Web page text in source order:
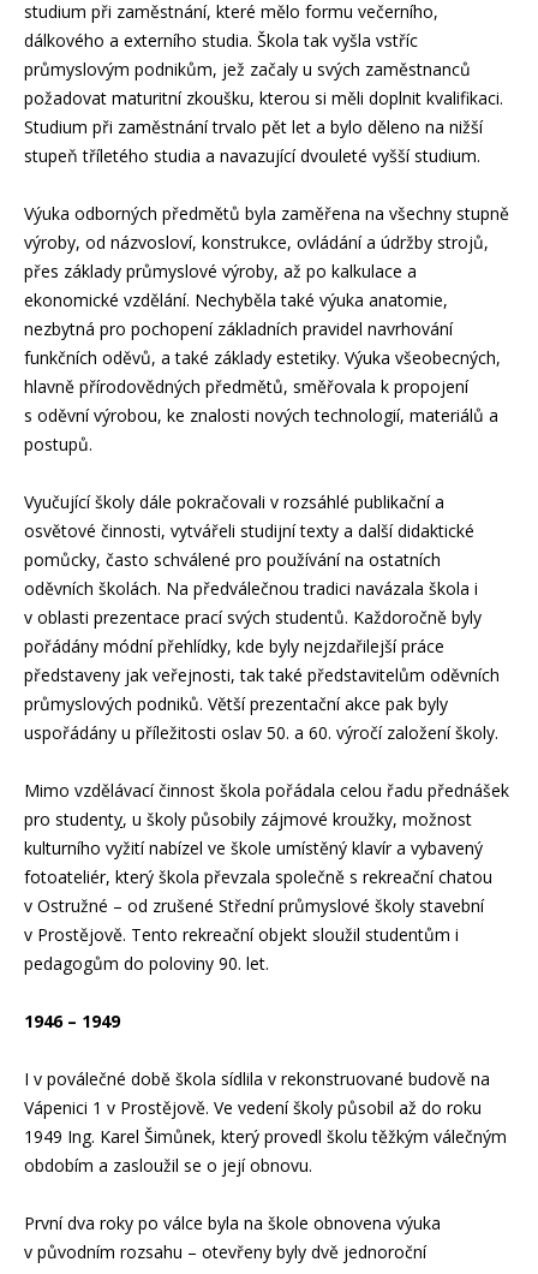
studium při zaměstnání, které mělo formu večerního,
dálkového a externího studia. Škola tak vyšla vstříc
průmyslovým podnikům, jež začaly u svých zaměstnanců
požadovat maturitní zkoušku, kterou si měli doplnit kvalifikaci.
Studium při zaměstnání trvalo pět let a bylo děleno na nižší
stupeň tříletého studia a navazující dvouleté vyšší studium.
Výuka odborných předmětů byla zaměřena na všechny stupně
výroby, od názvosloví, konstrukce, ovládání a údržby strojů,
přes základy průmyslové výroby, až po kalkulace a
ekonomické vzdělání. Nechyběla také výuka anatomie,
nezbytná pro pochopení základních pravidel navrhování
funkčních oděvů, a také základy estetiky. Výuka všeobecných,
hlavně přírodovědných předmětů, směřovala k propojení
s oděvní výrobou, ke znalosti nových technologií, materiálů a
postupů.
Vyučující školy dále pokračovali v rozsáhlé publikační a
osvětové činnosti, vytvářeli studijní texty a další didaktické
pomůcky, často schválené pro používání na ostatních
oděvních školách. Na předválečnou tradici navázala škola i
v oblasti prezentace prací svých studentů. Každoročně byly
pořádány módní přehlídky, kde byly nejzdařilejší práce
představeny jak veřejnosti, tak také představitelům oděvních
průmyslových podniků. Větší prezentační akce pak byly
uspořádány u příležitosti oslav 50. a 60. výročí založení školy.
Mimo vzdělávací činnost škola pořádala celou řadu přednášek
pro studenty, u školy působily zájmové kroužky, možnost
kulturního vyžití nabízel ve škole umístěný klavír a vybavený
fotoateliér, který škola převzala společně s rekreační chatou
v Ostružné – od zrušené Střední průmyslové školy stavební
v Prostějově. Tento rekreační objekt sloužil studentům i
pedagogům do poloviny 90. let.
1946 – 1949
I v poválečné době škola sídlila v rekonstruované budově na
Vápenici 1 v Prostějově. Ve vedení školy působil až do roku
1949 Ing. Karel Šimůnek, který provedl školu těžkým válečným
obdobím a zasloužil se o její obnovu.
První dva roky po válce byla na škole obnovena výuka
v původním rozsahu – otevřeny byly dvě jednoroční